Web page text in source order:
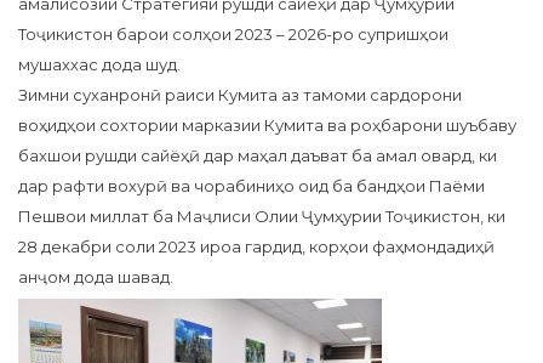
Тоҷикистон барои солҳои 2023 – 2026-ро супришҳои
мушаххас дода шуд.
​Зимни суханронӣ раиси Кумита аз тамоми сардорони
воҳидҳои сохтории марказии Кумита ва роҳбарони шуъбаву
бахшои рушди сайёҳӣ дар маҳал даъват ба амал овард, ки
дар рафти вохурӣ ва чорабиниҳо оид ба бандҳои Паёми
Пешвои миллат ба Маҷлиси Олии Ҷумҳурии Тоҷикистон, ки
28 декабри соли 2023 ироа гардид, корҳои фаҳмондадиҳӣ
анҷом дода шавад.